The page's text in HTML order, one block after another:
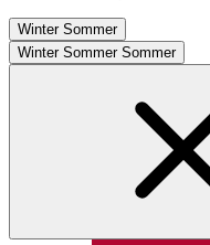
Winter Sommer
Winter Sommer Sommer